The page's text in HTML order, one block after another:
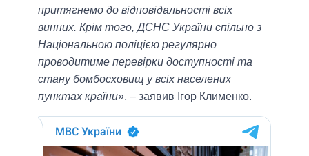
притягнемо до відповідальності всіх
винних. Крім того, ДСНС України спільно з
Національною поліцією регулярно
проводитиме перевірки доступності та
стану бомбосховищ у всіх населених
пунктах країни», – заявив Ігор Клименко.